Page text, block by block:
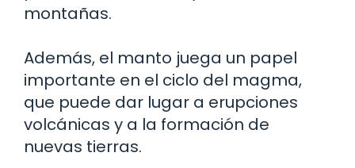
montañas.
Además, el manto juega un papel
importante en el ciclo del magma,
que puede dar lugar a erupciones
volcánicas y a la formación de
nuevas tierras.